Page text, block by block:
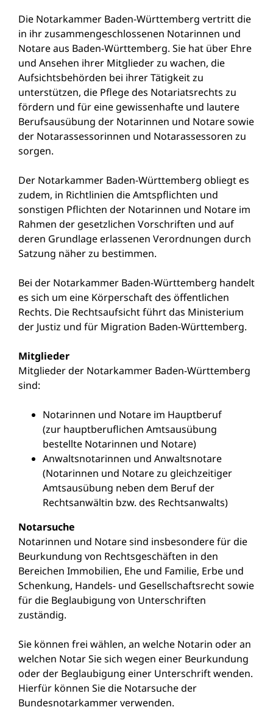
Die Notarkammer Baden-Württemberg vertritt die
in ihr zusammengeschlossenen Notarinnen und
Notare aus Baden-Württemberg. Sie hat über Ehre
und Ansehen ihrer Mitglieder zu wachen, die
Aufsichtsbehörden bei ihrer Tätigkeit zu
unterstützen, die Pflege des Notariatsrechts zu
fördern und für eine gewissenhafte und lautere
Berufsausübung der Notarinnen und Notare sowie
der Notarassessorinnen und Notarassessoren zu
sorgen.
Der Notarkammer Baden-Württemberg obliegt es
zudem, in Richtlinien die Amtspflichten und
sonstigen Pflichten der Notarinnen und Notare im
Rahmen der gesetzlichen Vorschriften und auf
deren Grundlage erlassenen Verordnungen durch
Satzung näher zu bestimmen.
Bei der Notarkammer Baden-Württemberg handelt
es sich um eine Körperschaft des öffentlichen
Rechts. Die Rechtsaufsicht führt das Ministerium
der Justiz und für Migration Baden-Württemberg.
Mitglieder
Mitglieder der Notarkammer Baden-Württemberg
sind:
Notarinnen und Notare im Hauptberuf
(zur hauptberuflichen Amtsausübung
bestellte Notarinnen und Notare)
Anwaltsnotarinnen und Anwaltsnotare
(Notarinnen und Notare zu gleichzeitiger
Amtsausübung neben dem Beruf der
Rechtsanwältin bzw. des Rechtsanwalts)
Notarsuche
Notarinnen und Notare sind insbesondere für die
Beurkundung von Rechtsgeschäften in den
Bereichen Immobilien, Ehe und Familie, Erbe und
Schenkung, Handels- und Gesellschaftsrecht sowie
für die Beglaubigung von Unterschriften
zuständig.
Sie können frei wählen, an welche Notarin oder an
welchen Notar Sie sich wegen einer Beurkundung
oder der Beglaubigung einer Unterschrift wenden.
Hierfür können Sie die Notarsucheder
Bundesnotarkammer verwenden.